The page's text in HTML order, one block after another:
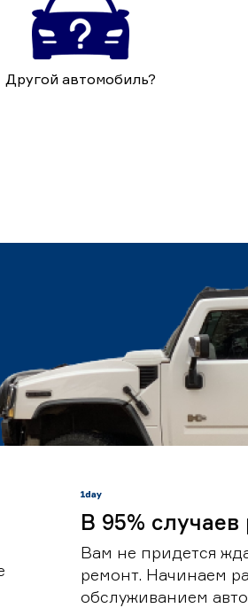
Другой автомобиль?
В 95%
Вам не придется
ремонт. Начинаем
обслуживанием